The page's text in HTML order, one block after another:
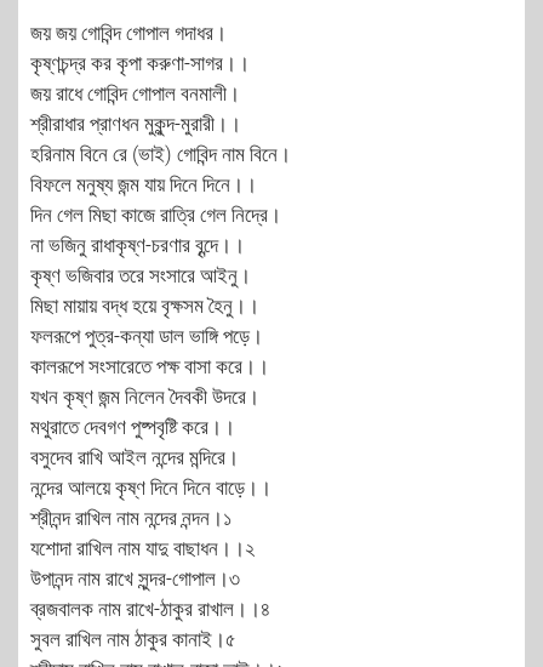
জয় জয় গোবিন্দ গোপাল গদাধর।
কৃষ্ণচন্দ্র কর কৃপা করুণা-সাগর।।
জয় রাধে গোবিন্দ গোপাল বনমালী।
শ্রীরাধার প্রাণধন মুকুন্দ-মুরারী।।
হরিনাম বিনে রে (ভাই) গোবিন্দ নাম বিনে।
বিফলে মনুষ্য জন্ম যায় দিনে দিনে।।
দিন গেল মিছা কাজে রাত্রি গেল নিদ্রে।
না ভজিনু রাধাকৃষ্ণ-চরণার বৃন্দে।।
কৃষ্ণ ভজিবার তরে সংসারে আইনু।
মিছা মায়ায় বদ্ধ হয়ে বৃক্ষসম হৈনু।।
ফলরূপে পুত্র-কন্যা ডাল ভাঙ্গি পড়ে।
কালরূপে সংসারেতে পক্ষ বাসা করে।।
যখন কৃষ্ণ জন্ম নিলেন দৈবকী উদরে।
মথুরাতে দেবগণ পুষ্পবৃষ্টি করে।।
বসুদেব রাখি আইল নন্দের মন্দিরে।
নন্দের আলয়ে কৃষ্ণ দিনে দিনে বাড়ে।।
শ্রীনন্দ রাখিল নাম নন্দের নন্দন।১
যশোদা রাখিল নাম যাদু বাছাধন।।২
উপানন্দ নাম রাখে সুন্দর-গোপাল।৩
ব্রজবালক নাম রাখে-ঠাকুর রাখাল।।৪
সুবল রাখিল নাম ঠাকুর কানাই।৫